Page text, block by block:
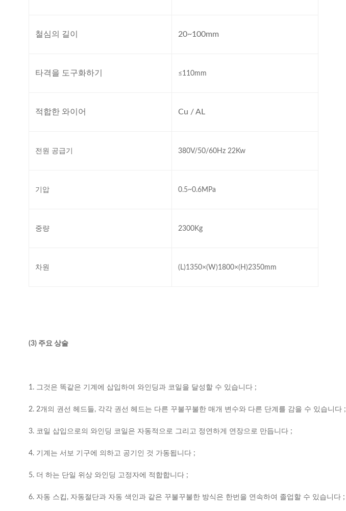
철심의 길이 20~100mm
타격을 도구화하기 ≤110mm
적합한 와이어 Cu / AL
전원 공급기 380V/50/60Hz 22Kw
기압 0.5~0.6MPa
중량 2300Kg
차원 (L)1350×(W)1800×(H)2350mm
(3) 주요 상술
1. 그것은 똑같은 기계에 삽입하여 와인딩과 코일을 달성할 수 있습니다 ;
2. 2개의 권선 헤드들, 각각 권선 헤드는 다른 꾸불꾸불한 매개 변수와 다른 단계를 감을 수 있습니다 ;
3. 코일 삽입으로의 와인딩 코일은 자동적으로 그리고 정연하게 연장으로 만듭니다 ;
4. 기계는 서보 기구에 의하고 공기인 것 가동됩니다 ;
5. 더 하는 단일 위상 와인딩 고정자에 적합합니다 ;
6. 자동 스킵, 자동절단과 자동 색인과 같은 꾸불꾸불한 방식은 한번을 연속하여 졸업할 수 있습니다 ;